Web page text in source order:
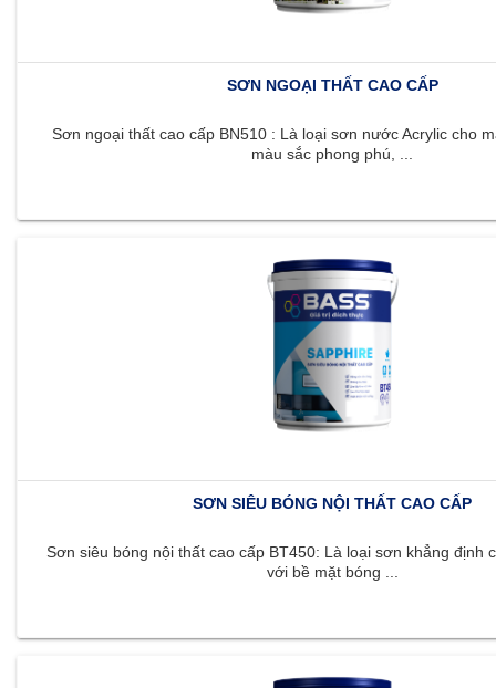
SƠN NGOẠI THẤT CAO CẤP
Sơn ngoại thất cao cấp BN510 : Là loại sơn nước Acrylic cho
màu sắc phong phú, ...
SƠN SIÊU BÓNG NỘI THẤT CAO CẤP
Sơn siêu bóng nội thất cao cấp BT450: Là loại sơn khẳng định
với bề mặt bóng ...